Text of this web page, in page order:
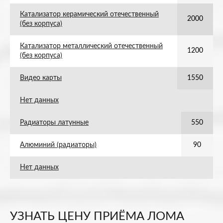
Катализатор керамический отечественный
(без корпуса)
2000
Катализатор металлический отечественный
(без корпуса)
1200
Видео карты 1550
Нет данных
Радиаторы латунные 550
Алюминий (радиаторы) 90
Нет данных
УЗНАТЬ ЦЕНУ ПРИЁМА ЛОМА